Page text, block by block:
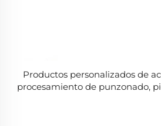
Productos personalizados de
procesamiento de punzonado,